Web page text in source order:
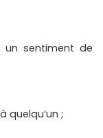
un sentiment de
quelqu’un ;